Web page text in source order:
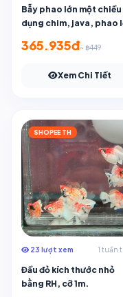
Bẫy phao lớn một chiều
dụng chim, java, phao
365.935đ~ ฿449
Xem Chi Tiết
SHOPEE TH
23 lượt xem 1 tuần
Đầu đỏ kích thước nhỏ
bằng RH, cỡ 1m.